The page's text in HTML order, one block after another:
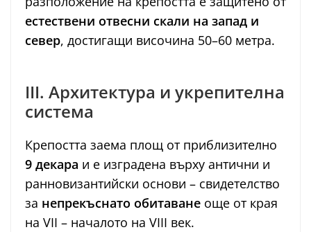
естествени отвесни скали на запад и
север, достигащи височина 50–60 метра.
III. Архитектура и укрепителна
система
Крепостта заема площ от приблизително
9 декара и е изградена върху антични и
ранновизантийски основи – свидетелство
за непрекъснато обитаване още от края
на VII – началото на VIII век.